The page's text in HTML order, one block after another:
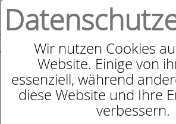
Wir nutzen Cookies
Website. Einige von
essenziell, während
diese Website und Ihre
verbessern.
Produkte Matratzen
Härtegrad-Analysebezieht